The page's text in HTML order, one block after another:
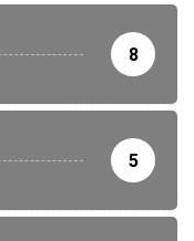
8
5